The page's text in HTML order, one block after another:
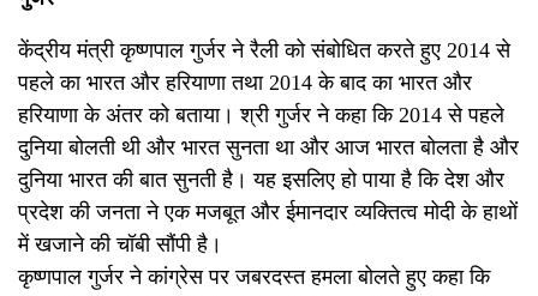
केंद्रीय मंत्री कृष्णपाल गुर्जर ने रैली को संबोधित करते हुए 2014 से
पहले का भारत और हरियाणा तथा 2014 के बाद का भारत और
हरियाणा के अंतर को बताया। श्री गुर्जर ने कहा कि 2014 से पहले
दुनिया बोलती थी और भारत सुनता था और आज भारत बोलता है और
दुनिया भारत की बात सुनती है। यह इसलिए हो पाया है कि देश और
प्रदेश की जनता ने एक मजबूत और ईमानदार व्यक्तित्व मोदी के हाथों
में खजाने की चॉबी सौंपी है।
कृष्णपाल गुर्जर ने कांग्रेस पर जबरदस्त हमला बोलते हुए कहा कि